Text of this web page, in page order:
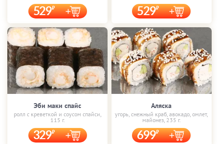
529 529
Эби маки спайс
ролл с креветкой и соусом спайси,
115 г.
329
Аляска
угорь, снежный краб, авокадо, омлет,
майонез, 235 г.
699